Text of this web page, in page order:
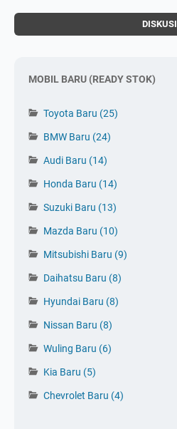
DISKUSI
MOBIL BARU (READY STOK)
Toyota Baru (25)
BMW Baru (24)
Audi Baru (14)
Honda Baru (14)
Suzuki Baru (13)
Mazda Baru (10)
Mitsubishi Baru (9)
Daihatsu Baru (8)
Hyundai Baru (8)
Nissan Baru (8)
Wuling Baru (6)
Kia Baru (5)
Chevrolet Baru (4)